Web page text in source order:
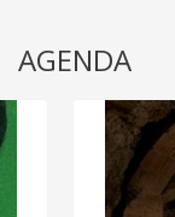
AGENDA